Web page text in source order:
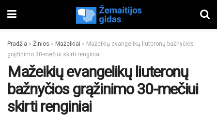
Pradžia » Žinios » Mažeikiai » Mažeikių evangelikų liuteronų bažnyčios
grąžinimo 30-mečiui skirti renginiai
Mažeikių evangelikų liuteronų
bažnyčios grąžinimo 30-mečiui
skirti renginiai